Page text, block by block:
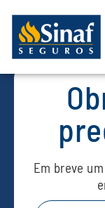
Morte
Obrigado
Em breve